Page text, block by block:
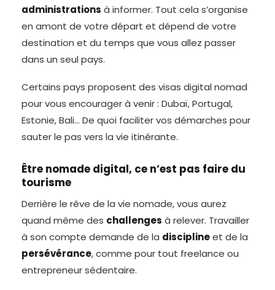
administrations à informer. Tout cela s’organise
en amont de votre départ et dépend de votre
destination et du temps que vous allez passer
dans un seul pays.
Certains pays proposent des visas digital nomad
pour vous encourager à venir : Dubaï, Portugal,
Estonie, Bali… De quoi faciliter vos démarches pour
sauter le pas vers la vie itinérante.
Être nomade digital, ce n’est pas faire du
tourisme
Derrière le rêve de la vie nomade, vous aurez
quand même des challenges à relever. Travailler
à son compte demande de la disciplineet de la
persévérance, comme pour tout freelance ou
entrepreneur sédentaire.